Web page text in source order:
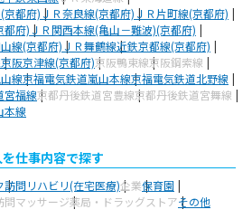
京都府)ＪＲ奈良線(京都府)ＪＲ片町線(京都府)
都府)ＪＲ関西本線(亀山－難波)(京都府)
線(京都府)ＪＲ舞鶴線近鉄京都線(京都府)
京阪京津線(京都府)京阪鴨東線京阪鋼索線
線京福電気鉄道嵐山本線京福電気鉄道北野線
宮福線京都丹後鉄道宮豊線京都丹後鉄道宮舞線
本線
仕事内容で探す
訪問リハビリ(在宅医療)企業保育園
問マッサージ薬局・ドラッグストアその他